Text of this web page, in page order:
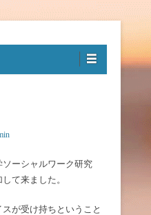
法人ハートフルボ
イス
ーシャルワーク研究
て来ました。
が受け持ちということ